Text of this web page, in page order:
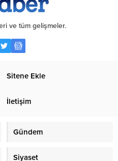
ve tüm gelişmeler.
Sitene Ekle
İletişim
Gündem
Siyaset